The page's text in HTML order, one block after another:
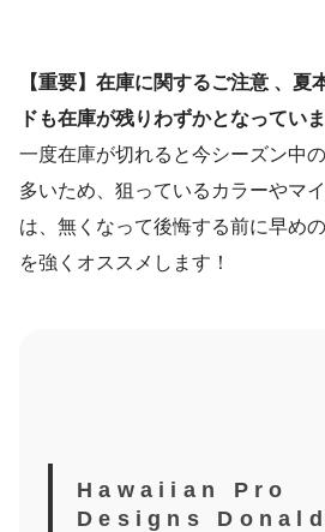
【重要】在庫に関するご注意 、夏
ドも在庫が残りわずかとなっていま
一度在庫が切れると今シーズン中
多いため、狙っているカラーやマ
は、無くなって後悔する前に早め
を強くオススメします！
Hawaiian Pro
Designs Donald